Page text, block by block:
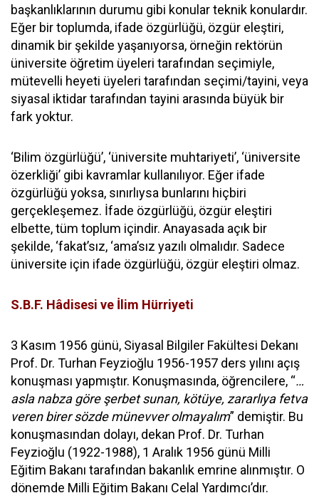
başkanlıklarının durumu gibi konular teknik konulardır.
Eğer bir toplumda, ifade özgürlüğü, özgür eleştiri,
dinamik bir şekilde yaşanıyorsa, örneğin rektörün
üniversite öğretim üyeleri tarafından seçimiyle,
mütevelli heyeti üyeleri tarafından seçimi/tayini, veya
siyasal iktidar tarafından tayini arasında büyük bir
fark yoktur.
‘Bilim özgürlüğü’, ‘üniversite muhtariyeti’, ‘üniversite
özerkliği’ gibi kavramlar kullanılıyor. Eğer ifade
özgürlüğü yoksa, sınırlıysa bunlarını hiçbiri
gerçekleşemez. İfade özgürlüğü, özgür eleştiri
elbette, tüm toplum içindir. Anayasada açık bir
şekilde, ‘fakat’sız, ‘ama’sız yazılı olmalıdır. Sadece
üniversite için ifade özgürlüğü, özgür eleştiri olmaz.
S.B.F. Hâdisesi ve İlim Hürriyeti
3 Kasım 1956 günü, Siyasal Bilgiler Fakültesi Dekanı
Prof. Dr. Turhan Feyzioğlu 1956-1957 ders yılını açış
konuşması yapmıştır. Konuşmasında, öğrencilere, “…
asla nabza göre şerbet sunan, kötüye, zararlıya fetva
veren birer sözde münevver olmayalım” demiştir. Bu
konuşmasından dolayı, dekan Prof. Dr. Turhan
Feyzioğlu (1922-1988), 1 Aralık 1956 günü Milli
Eğitim Bakanı tarafından bakanlık emrine alınmıştır. O
dönemde Milli Eğitim Bakanı Celal Yardımcı’dır.